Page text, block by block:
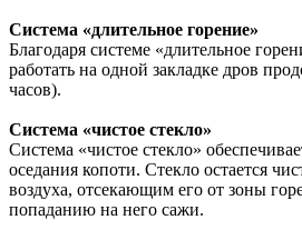
Система «длительное горение»
Благодаря системе «длительное
работать на одной закладке дров
часов).
Система «чистое стекло»
Система «чистое стекло»
оседания копоти. Стекло остается
воздуха, отсекающим его от зоны
попаданию на него сажи.